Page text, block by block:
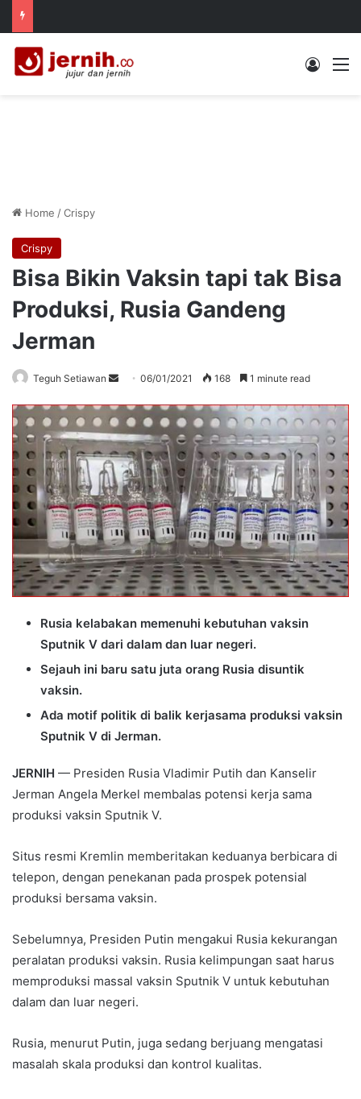
Log In
Home /Crispy
Crispy
Bisa Bikin Vaksin tapi tak Bisa
Produksi, Rusia Gandeng
Jerman
Teguh Setiawan
Send
email
06/01/2021 168 1 minute read
Rusia kelabakan memenuhi kebutuhan vaksin
Sputnik V dari dalam dan luar negeri.
Sejauh ini baru satu juta orang Rusia disuntik
vaksin.
Ada motif politik di balik kerjasama produksi vaksin
Sputnik V di Jerman.
JERNIH — Presiden Rusia Vladimir Putih dan Kanselir
Jerman Angela Merkel membalas potensi kerja sama
produksi vaksin Sputnik V.
Situs resmi Kremlin memberitakan keduanya berbicara di
telepon, dengan penekanan pada prospek potensial
produksi bersama vaksin.
Sebelumnya, Presiden Putin mengakui Rusia kekurangan
peralatan produksi vaksin. Rusia kelimpungan saat harus
memproduksi massal vaksin Sputnik V untuk kebutuhan
dalam dan luar negeri.
Rusia, menurut Putin, juga sedang berjuang mengatasi
masalah skala produksi dan kontrol kualitas.